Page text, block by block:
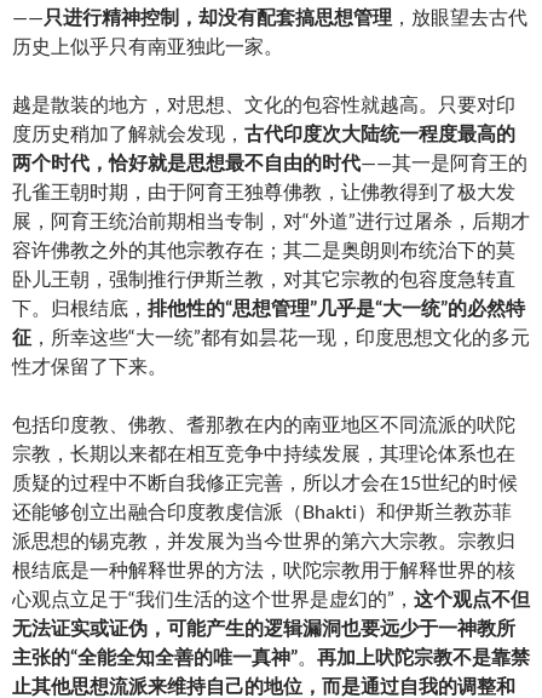
——只进行精神控制，却没有配套搞思想管理 ，放眼望去古代
历史上似乎只有南亚独此一家。
越是散装的地方，对思想、文化的包容性就越高。只要对印
度历史稍加了解就会发现， 古代印度次大陆统一程度最高的
两个时代，恰好就是思想最不自由的时代——其一是阿育王的
孔雀王朝时期，由于阿育王独尊佛教，让佛教得到了极大发
展，阿育王统治前期相当专制，对“外道”进行过屠杀，后期才
容许佛教之外的其他宗教存在；其二是奥朗则布统治下的莫
卧儿王朝，强制推行伊斯兰教，对其它宗教的包容度急转直
下。归根结底， 排他性的“思想管理”几乎是“大一统”的必然特
征 ，所幸这些“大一统”都有如昙花一现，印度思想文化的多元
性才保留了下来。
包括印度教、佛教、耆那教在内的南亚地区不同流派的吠陀
宗教，长期以来都在相互竞争中持续发展，其理论体系也在
质疑的过程中不断自我修正完善，所以才会在15世纪的时候
还能够创立出融合印度教虔信派（Bhakti）和伊斯兰教苏菲
派思想的锡克教，并发展为当今世界的第六大宗教。宗教归
根结底是一种解释世界的方法，吠陀宗教用于解释世界的核
心观点立足于“我们生活的这个世界是虚幻的”， 这个观点不但
无法证实或证伪，可能产生的逻辑漏洞也要远少于一神教所
主张的“全能全知全善的唯一真神”。 再加上吠陀宗教不是靠禁
止其他思想流派来维持自己的地位，而是通过自我的调整和